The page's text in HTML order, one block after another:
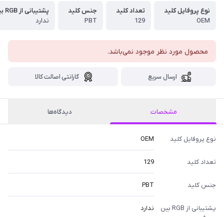
نوع پروفایل کلید
OEM
تعداد کلید
129
جنس کلید
PBT
پشتیبانی از RGB بین حروف
ندارد
محصول مورد نظر موجود نمی‌باشد.
ارسال سریع گارانتی اصالت کالا
مشخصات دیدگاه‌ها
نوع پروفایل کلید OEM
تعداد کلید 129
جنس کلید PBT
پشتیبانی از RGB بین
ندارد